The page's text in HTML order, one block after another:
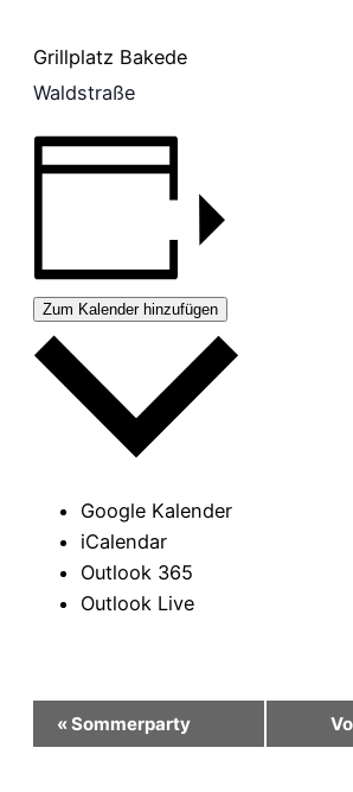
Grillplatz Bakede
Waldstraße
Zum Kalender hinzufügen
Google Kalender
iCalendar
Outlook 365
Outlook Live
Veranstaltung-
«Sommerparty